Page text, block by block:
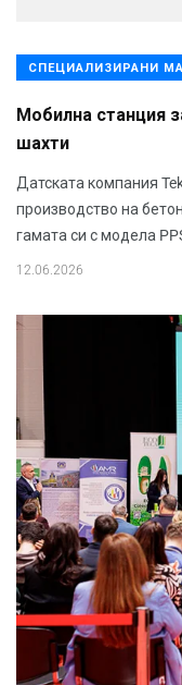
СПЕЦИАЛИЗИРАНИ
Мобилна станция
шахти
Датската компания
производство на
гамата си с модела
12.06.2026